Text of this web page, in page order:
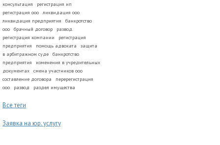
консультация
регистрация ип
регистрация ооо
ликвидация ооо
ликвидация предприятия
банкротство
ооо
брачный договор
развод.
регистрация компании
регистрация
предприятия
помощь адвоката
защита
в арбитражном суде
банкротство
предприятия
изменения в учредительных
документах
смена участников ооо
составление договора
перерегистрация
ооо
развод раздел имущества
Все теги
Заявка на юр. услугу